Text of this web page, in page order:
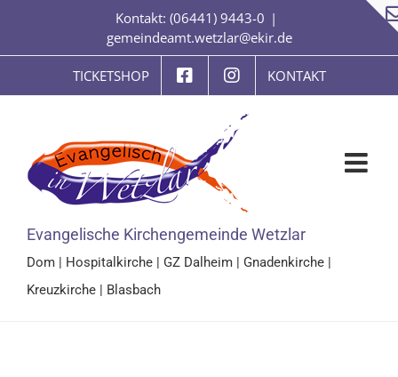
springen
Kontakt: (06441) 9443-0 |
gemeindeamt.wetzlar@ekir.de
TICKETSHOP KONTAKT
Evangelische Kirchengemeinde Wetzlar
Dom | Hospitalkirche | GZ Dalheim | Gnadenkirche |
Kreuzkirche | Blasbach